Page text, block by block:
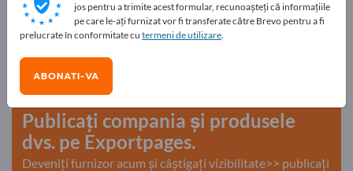
Faceți publicitate gratuit pe
Exportpages!
Nevoile – Ofertele – Bunuri second-hand – Contacte
comerciale >> începeți aici
Publicați compania și produsele
dvs. pe Exportpages.
Deveniți furnizor acum și câștigați vizibilitate>> publicați
jos pentru a trimite acest formular, recunoașteți că informațiile
pe care le-ați furnizat vor fi transferate către Brevo pentru a fi
prelucrate în conformitate cu termeni de utilizare.
ABONATI-VA